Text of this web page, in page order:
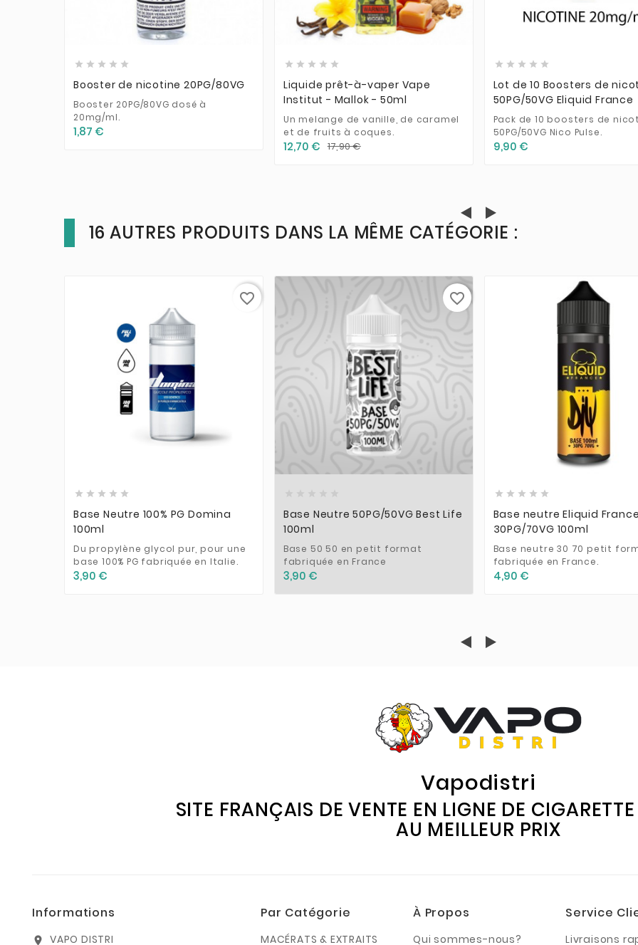
 
    
Booster de nicotine 20PG/80VG
Booster 20PG/80VG dosé à
20mg/ml.
1,87 €
  
    
Liquide prêt-à-vaper Vape
Institut - Mallok - 50ml
Un melange de vanille, de caramel
et de fruits à coques.
12,70 € 17,90 €
    
Lot de 10 Boosters de
50PG/50VG Eliquid France
Pack de 10 boosters de
50PG/50VG Nico Pulse.
9,90 €
16 AUTRES PRODUITS DANS LA MÊME CATÉGORIE :
    
Base Neutre 100% PG Domina
100ml
Du propylène glycol pur, pour une
base 100% PG fabriquée en Italie.
3,90 €
favorite_border

Base Neutre 50PG/50VG Best Life
100ml
Base 50 50 en petit format
fabriquée en France
3,90 €
favorite_border
  
    
Base neutre Eliquid France
30PG/70VG 100ml
Base neutre 30 70 petit
fabriquée en France.
4,90 €
Vapodistri
SITE FRANÇAIS DE VENTE EN LIGNE DE
AU MEILLEUR PRIX
Informations
location_on VAPO DISTRI
Par Catégorie
MACÉRATS & EXTRAITS
À Propos
Qui sommes-nous?
Service
Livraisons